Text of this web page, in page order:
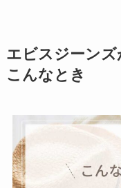
エビスジーン
こんなとき